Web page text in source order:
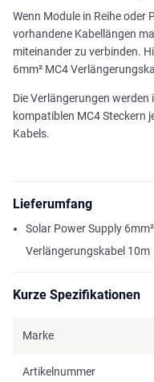
Wenn Module in Reihe oder
vorhandene Kabellängen
miteinander zu verbinden.
6mm² MC4
Die Verlängerungen
kompatiblen MC4 Steckern
Kabels.
Lieferumfang
Solar Power Supply
Verlängerungskabel 10m
Kurze Spezifikationen
Marke
Artikelnummer